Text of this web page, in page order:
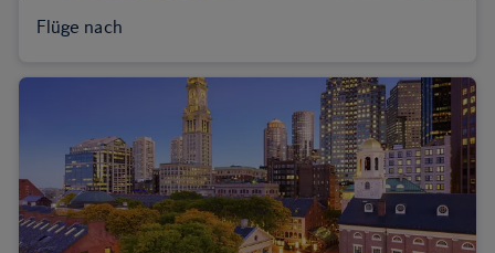
Flüge nach